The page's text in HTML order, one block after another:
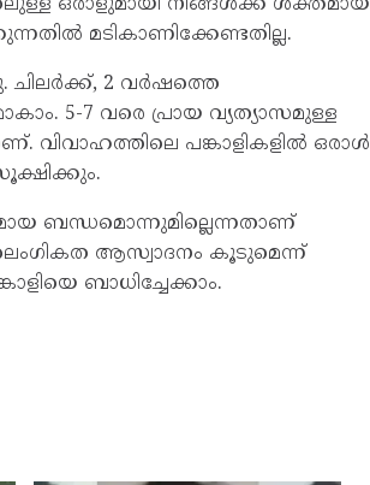
മടികാണിക്കേണ്ടതില്ല.
ചിലര്‍ക്ക്, 2 വര്‍ഷത്തെ
5-7 വരെ പ്രായ വ്യത്യാസമുള്ള
വിവാഹത്തിലെ പങ്കാളികളില്‍ ഒരാള്‍
ബന്ധമൊന്നുമില്ലെന്നതാണ്
ആസ്വാദനം കൂടുമെന്ന്
ബാധിച്ചേക്കാം.